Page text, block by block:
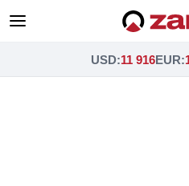
USD:11 916EUR: